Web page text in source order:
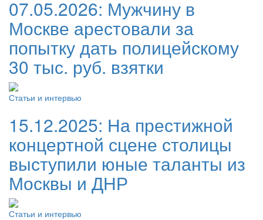
07.05.2026: Мужчину в
Москве арестовали за
попытку дать полицейскому
30 тыс. руб. взятки
Статьи и интервью
15.12.2025: На престижной
концертной сцене столицы
выступили юные таланты из
Москвы и ДНР
Статьи и интервью